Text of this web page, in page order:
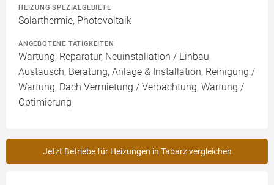
HEIZUNG SPEZIALGEBIETE
Solarthermie, Photovoltaik
ANGEBOTENE TÄTIGKEITEN
Wartung, Reparatur, Neuinstallation / Einbau,
Austausch, Beratung, Anlage & Installation, Reinigung /
Wartung, Dach Vermietung / Verpachtung, Wartung /
Optimierung
Jetzt Betriebe für Heizungen in Tabarz vergleichen